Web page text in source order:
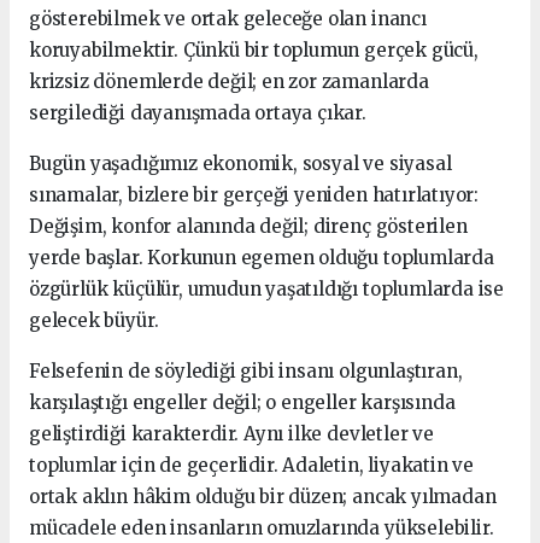
gösterebilmek ve ortak geleceğe olan inancı
koruyabilmektir. Çünkü bir toplumun gerçek gücü,
krizsiz dönemlerde değil; en zor zamanlarda
sergilediği dayanışmada ortaya çıkar.
Bugün yaşadığımız ekonomik, sosyal ve siyasal
sınamalar, bizlere bir gerçeği yeniden hatırlatıyor:
Değişim, konfor alanında değil; direnç gösterilen
yerde başlar. Korkunun egemen olduğu toplumlarda
özgürlük küçülür, umudun yaşatıldığı toplumlarda ise
gelecek büyür.
Felsefenin de söylediği gibi insanı olgunlaştıran,
karşılaştığı engeller değil; o engeller karşısında
geliştirdiği karakterdir. Aynı ilke devletler ve
toplumlar için de geçerlidir. Adaletin, liyakatin ve
ortak aklın hâkim olduğu bir düzen; ancak yılmadan
mücadele eden insanların omuzlarında yükselebilir.